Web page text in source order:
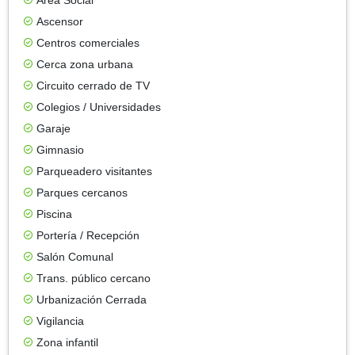
Ascensor
Centros comerciales
Cerca zona urbana
Circuito cerrado de TV
Colegios / Universidades
Garaje
Gimnasio
Parqueadero visitantes
Parques cercanos
Piscina
Portería / Recepción
Salón Comunal
Trans. público cercano
Urbanización Cerrada
Vigilancia
Zona infantil